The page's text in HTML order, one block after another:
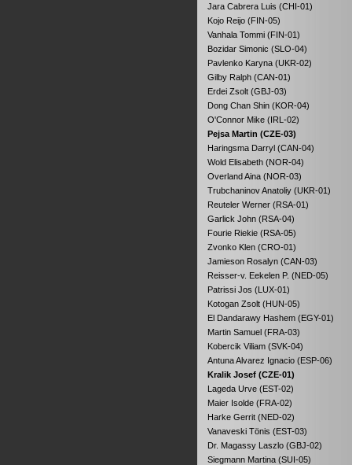
Jara Cabrera Luis (CHI-01)
Kojo Reijo (FIN-05)
Vanhala Tommi (FIN-01)
Bozidar Simonic (SLO-04)
Pavlenko Karyna (UKR-02)
Gilby Ralph (CAN-01)
Erdei Zsolt (GBJ-03)
Dong Chan Shin (KOR-04)
O'Connor Mike (IRL-02)
Pejsa Martin (CZE-03)
Haringsma Darryl (CAN-04)
Wold Elisabeth (NOR-04)
Overland Aina (NOR-03)
Trubchaninov Anatoliy (UKR-01)
Reuteler Werner (RSA-01)
Garlick John (RSA-04)
Fourie Riekie (RSA-05)
Zvonko Klen (CRO-01)
Jamieson Rosalyn (CAN-03)
Reisser-v. Eekelen P. (NED-05)
Patrissi Jos (LUX-01)
Kotogan Zsolt (HUN-05)
El Dandarawy Hashem (EGY-01)
Martin Samuel (FRA-03)
Kobercik Viliam (SVK-04)
Antuna Alvarez Ignacio (ESP-06)
Kralik Josef (CZE-01)
Lageda Urve (EST-02)
Maier Isolde (FRA-02)
Harke Gerrit (NED-02)
Vanaveski Tönis (EST-03)
Dr. Magassy Laszlo (GBJ-02)
Siegmann Martina (SUI-05)